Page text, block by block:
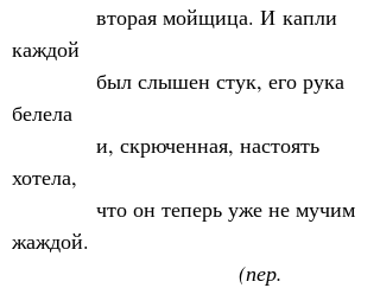
вторая мойщица. И капли
каждой
был слышен стук, его рука
белела
и, скрюченная, настоять
хотела,
что он теперь уже не мучим
жаждой.
(пер.